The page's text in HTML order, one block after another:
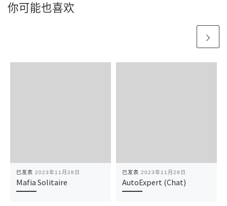
你可能也喜欢
已发表 2023年11月28日
Mafia Solitaire
已发表 2023年11月28日
AutoExpert (Chat)